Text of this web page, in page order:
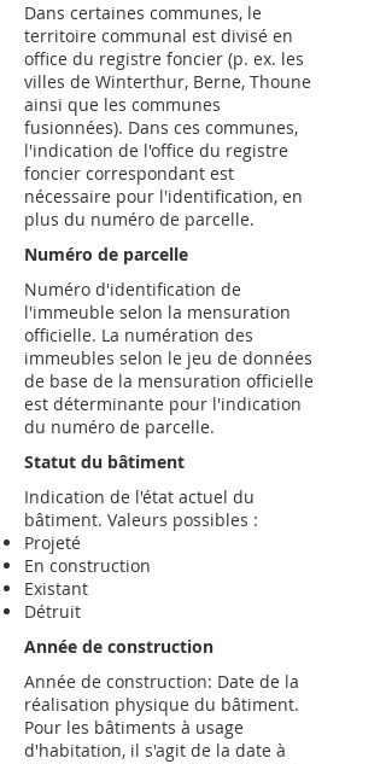
Dans certaines communes, le
territoire communal est divisé en
office du registre foncier (p. ex. les
villes de Winterthur, Berne, Thoune
ainsi que les communes
fusionnées). Dans ces communes,
l'indication de l'office du registre
foncier correspondant est
nécessaire pour l'identification, en
plus du numéro de parcelle.
Numéro de parcelle
Numéro d'identification de
l'immeuble selon la mensuration
officielle. La numération des
immeubles selon le jeu de données
de base de la mensuration officielle
est déterminante pour l'indication
du numéro de parcelle.
Statut du bâtiment
Indication de l'état actuel du
bâtiment. Valeurs possibles :
Projeté
En construction
Existant
Détruit
Année de construction
Année de construction: Date de la
réalisation physique du bâtiment.
Pour les bâtiments à usage
d'habitation, il s'agit de la date à